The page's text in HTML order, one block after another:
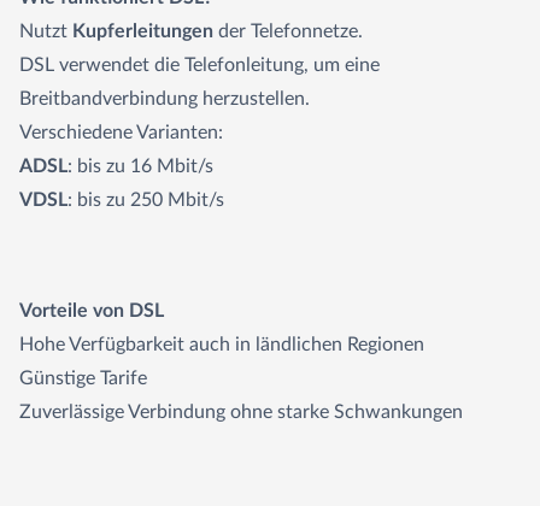
Nutzt Kupferleitungen der Telefonnetze.
DSL verwendet die Telefonleitung, um eine
Breitbandverbindung herzustellen.
Verschiedene Varianten:
ADSL: bis zu 16 Mbit/s
VDSL: bis zu 250 Mbit/s
Vorteile von DSL
Hohe Verfügbarkeit auch in ländlichen Regionen
Günstige Tarife
Zuverlässige Verbindung ohne starke Schwankungen